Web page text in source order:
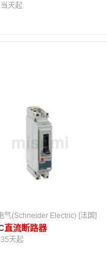
当天起
气(Schneider Electric) [法国]
直流断路器
35天起